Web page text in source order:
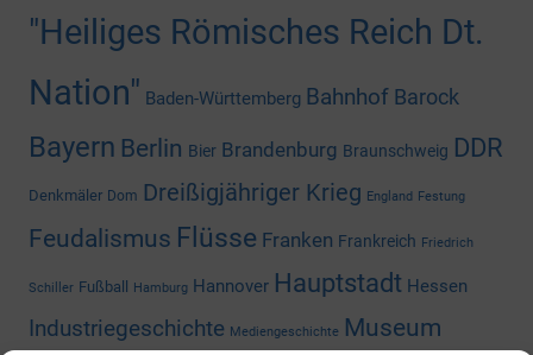
"Heiliges Römisches Reich Dt.
Nation" Baden-Württemberg Bahnhof Barock
Bayern Berlin Bier Brandenburg Braunschweig DDR
Denkmäler Dom Dreißigjähriger Krieg England Festung
Feudalismus Flüsse Franken Frankreich Friedrich
Schiller Fußball Hamburg Hannover Hauptstadt Hessen
Industriegeschichte Mediengeschichte Museum